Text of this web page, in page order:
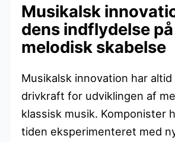
Musikalsk
dens indflydelse på
melodisk skabelse
Musikalsk innovation har
drivkraft for udviklingen af
klassisk musik. Komponister
tiden eksperimenteret med